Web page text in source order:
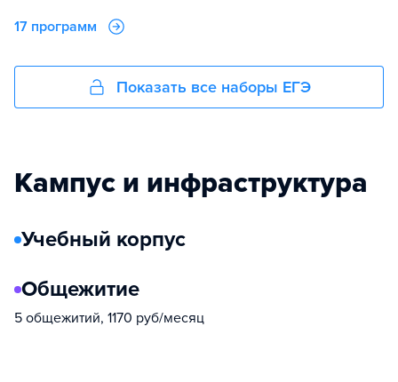
17 программ
Показать все наборы ЕГЭ
Кампус и инфраструктура
Учебный корпус
Общежитие
5 общежитий, 1170 руб/месяц